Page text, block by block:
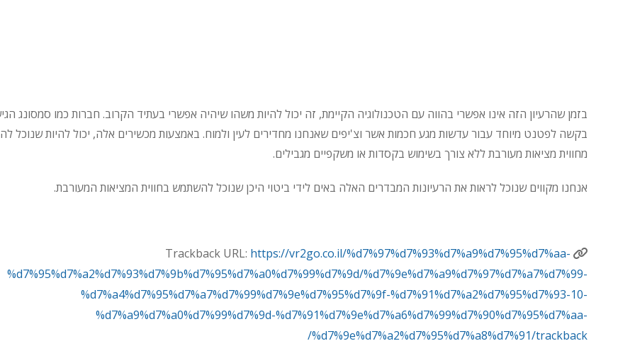
בזמן שהרעיון הזה אינו אפשרי בהווה עם הטכנולוגיה הקיימת, זה יכול להיות משהו שיהיה אפשרי בעתיד הקרוב. חברות כמו סמסונג
בקשה לפטנט מיוחד עבור עדשות מגע חכמות אשר וצ'יפים שאנחנו מחדירים לעין ולמוח. באמצעות מכשירים אלה, יכול להיות שנוכל
מחווית מציאות מעורבת ללא צורך בשימוש בקסדות או משקפיים מגבילים.
אנחנו מקווים שנוכל לראות את הרעיונות המבדרים האלה באים לידי ביטוי היכן שנוכל להשתמש בחווית המציאות המעורבת.
https://vr2go.co.il/%d7%97%d7%93%d7%a9%d7%95%d7%aa-
%d7%95%d7%a2%d7%93%d7%9b%d7%95%d7%a0%d7%99%d7%9d/%d7%9e%d7%a9%d7%97%d7%a7%d7%99-
%d7%a4%d7%95%d7%a7%d7%99%d7%9e%d7%95%d7%9f-%d7%91%d7%a2%d7%95%d7%93-10-
%d7%a9%d7%a0%d7%99%d7%9d-%d7%91%d7%9e%d7%a6%d7%99%d7%90%d7%95%d7%aa-
%d7%9e%d7%a2%d7%95%d7%a8%d7%91/trackback/